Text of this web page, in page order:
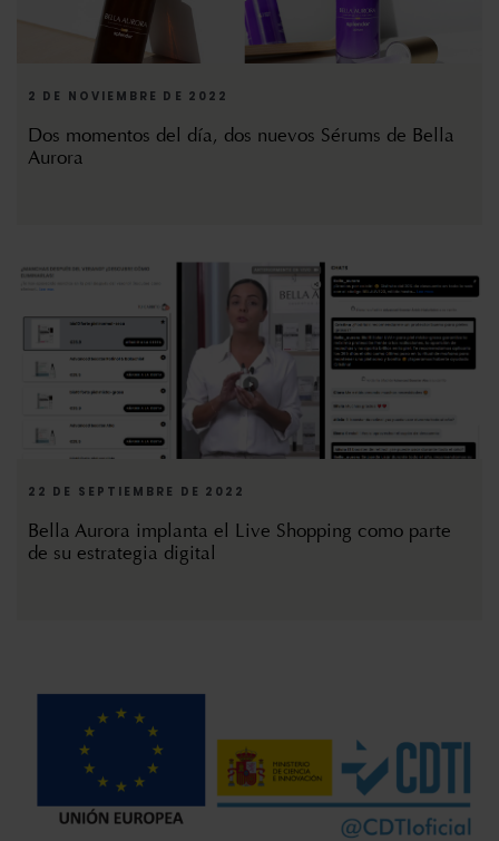
2 DE NOVIEMBRE DE 2022
Dos momentos del día, dos nuevos Sérums de Bella
Aurora
22 DE SEPTIEMBRE DE 2022
Bella Aurora implanta el Live Shopping como parte
de su estrategia digital